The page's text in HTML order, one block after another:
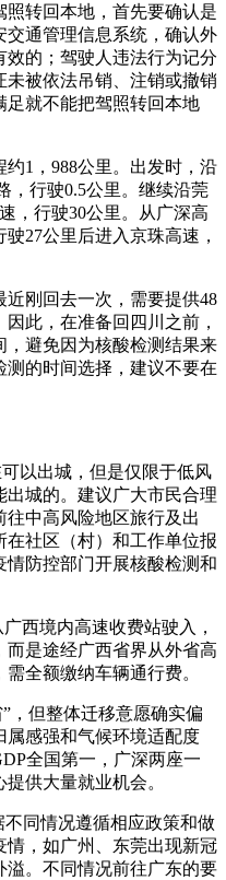
照转回本地，首先要确认是
通管理信息系统，确认外
的；驾驶人违法行为记分
未被依法吊销、注销或撤销
足就不能把驾照转回本地
1，988公里。出发时，沿
，行驶0.5公里。继续沿莞
，行驶30公里。从广深高
27公里后进入京珠高速，
刚回去一次，需要提供48
此，在准备回四川之前，
避免因为核酸检测结果来
的时间选择，建议不要在
以出城，但是仅限于低风
出城的。建议广大市民合理
中高风险地区旅行及出
社区（村）和工作单位报
防控部门开展核酸检测和
西境内高速收费站驶入，
是途经广西省界从外省高
全额缴纳车辆通行费。
，但整体迁移意愿确实偏
属感强和气候环境适配度
全国第一，广深两座一
供大量就业机会。
不同情况遵循相应政策和做
，如广州、东莞出现新冠
。不同情况前往广东的要